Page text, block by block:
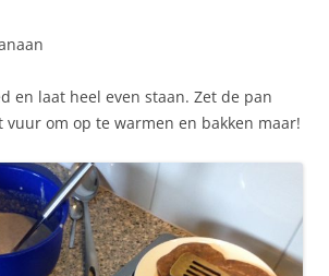
en laat heel even staan. Zet de pan
om op te warmen en bakken maar!